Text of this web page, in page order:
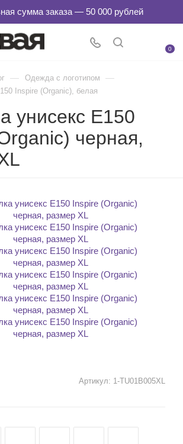
0
— Одежда с логотипом —
Inspire (Organic), белая
унисекс E150
черная,
Артикул: 1-TU01B005XL